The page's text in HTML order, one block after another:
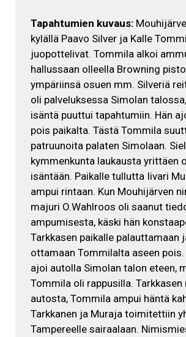
Tapahtumien kuvaus:
kylällä Paavo Silver ja Kalle
juopottelivat. Tommila alkoi
hallussaan olleella Browning
ympäriinsä osuen mm. Silveriä
oli palveluksessa Simolan
isäntä puuttui tapahtumiin. Hän
pois paikalta. Tästä Tommila
patruunoita palaten Simolaan.
kymmenkunta laukausta yrittäen
isäntään. Paikalle tullutta Iivari
ampui rintaan. Kun Mouhijärven
majuri O.Wahlroos oli saanut
ampumisesta, käski hän
Tarkkasen paikalle palauttamaan
ottamaan Tommilalta aseen pois.
ajoi autolla Simolan talon eteen,
Tommila oli rappusilla.
autosta, Tommila ampui häntä
Tarkkanen ja Muraja toimitettiin
Tampereelle sairaalaan.